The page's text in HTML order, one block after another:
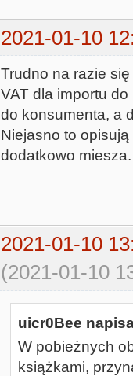
2021-01-10
Trudno na razie
VAT dla importu
do konsumenta, a
Niejasno to
dodatkowo miesza.
2021-01-10
(2021-01-10
uicr0Bee
W pobieżnych
książkami,